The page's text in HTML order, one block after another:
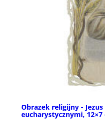
Obrazek religijny -
eucharystycznymi,